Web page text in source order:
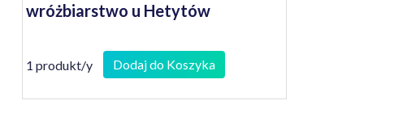
wróżbiarstwo u Hetytów
1 produkt/y Dodaj do Koszyka